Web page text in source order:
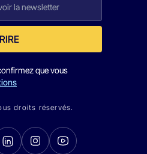
que vous
droits réservés.